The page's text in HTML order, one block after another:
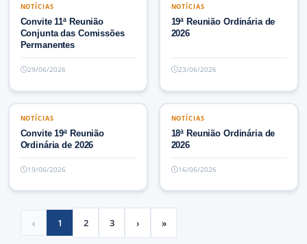
NOTÍCIAS
NOTÍCIAS
Convite 11ª Reunião
Conjunta das Comissões
Permanentes
29/06/2026
NOTÍCIAS
NOTÍCIAS
19ª Reunião Ordinária de
2026
23/06/2026
NOTÍCIAS
NOTÍCIAS
Convite 19ª Reunião
Ordinária de 2026
19/06/2026
NOTÍCIAS
NOTÍCIAS
18ª Reunião Ordinária de
2026
16/06/2026
‹Previous
1(current)
2 3 ›Next »Last